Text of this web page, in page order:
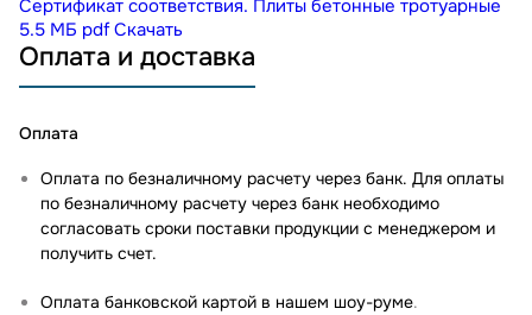
Сертификат соответствия. Плиты бетонные тротуарные
5.5 МБ pdf Скачать
Оплата и доставка
Оплата
Оплата по безналичному расчету через банк. Для оплаты
по безналичному расчету через банк необходимо
согласовать сроки поставки продукции с менеджером и
получить счет.
Оплата банковской картой в нашем шоу-руме.